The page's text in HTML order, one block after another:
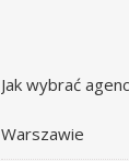
Jak wybrać
Warszawie